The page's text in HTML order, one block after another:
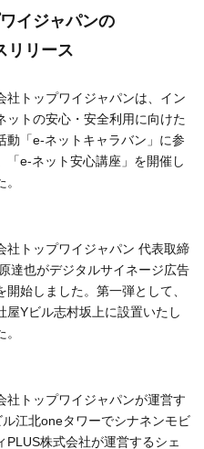
イジャパンの
リリース
社トップワイジャパンは、イン
ットの安心・安全利用に向けた
動「e-ネットキャラバン」に参
「e-ネット安心講座」を開催し
。
社トップワイジャパン 代表取締
達也がデジタルサイネージ広告
開始しました。第一弾として、
屋Yビル志村坂上に設置いたし
。
社トップワイジャパンが運営す
ル江北oneタワーでシナネンモビ
PLUS株式会社が運営するシェ